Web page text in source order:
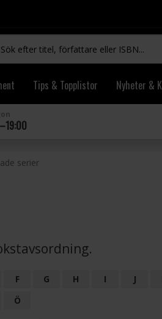
Tips & Topplistor Nyheter &
serier
F G H I J
Ö